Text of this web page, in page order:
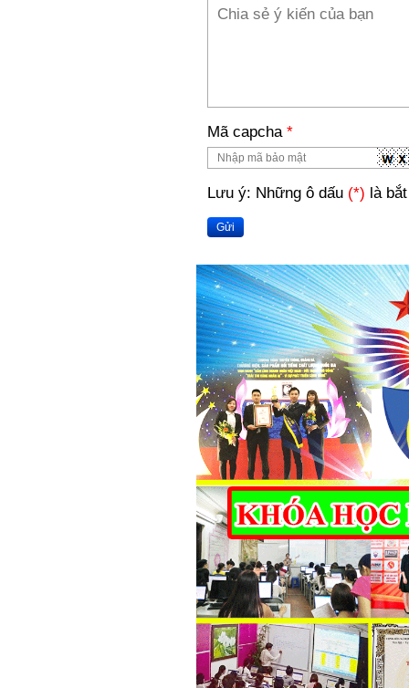
Mã capcha *
Lưu ý: Những ô dấu (*) là
Gửi